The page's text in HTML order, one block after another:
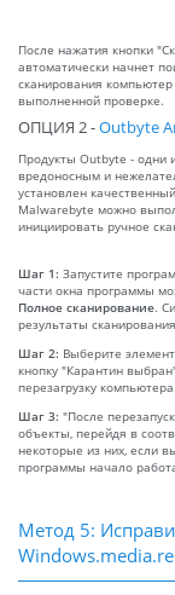
После нажатия кнопки
автоматически начнет
сканирования
выполненной проверке.
ОПЦИЯ 2 -Outbyte
Продукты Outbyte - одни
вредоносным и
установлен
Malwarebyte можно
инициировать ручное
Шаг 1: Запустите
части окна программы
Полное сканирование.
результаты
Шаг 2: Выберите
кнопку "Карантин
перезагрузку компьютера.
Шаг 3: "После
объекты, перейдя в
некоторые из них, если
программы начало
Метод 5: